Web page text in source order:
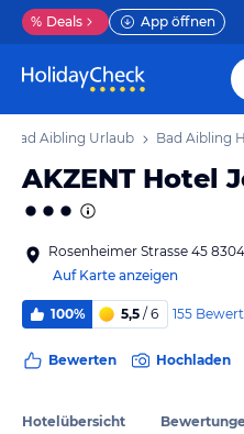
% Deals App öffnen
Bad Aibling Urlaub Bad Aibling
AKZENT Hotel
Rosenheimer Strasse 45
Auf Karte anzeigen
100% 5,5 / 6 155
Bewerten Hochladen
Hotelübersicht